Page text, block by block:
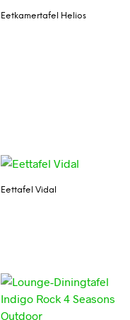
Eetkamertafel Helios
Eettafel Vidal